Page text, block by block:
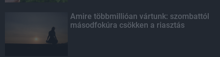
Amire többmillióan vártunk: szombattól
másodfokúra csökken a riasztás